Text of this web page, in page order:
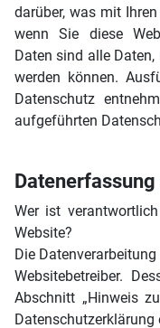
darüber, was mit
wenn Sie diese
Daten sind alle
werden können.
Datenschutz
aufgeführten
Wer ist
Website?
Die
Websitebetreiber.
Abschnitt „Hinweis
Datenschutzerklärung